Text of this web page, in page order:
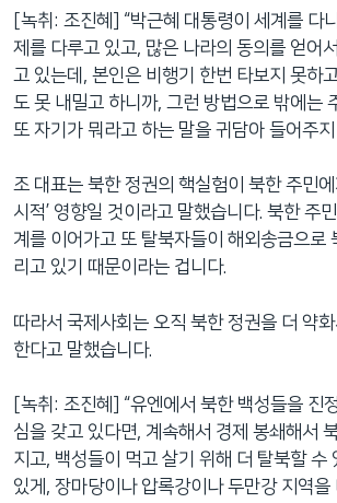
[녹취: 조진혜] “박근혜 대통령이 세계를 다
제를 다루고 있고, 많은 나라의 동의를 얻어
고 있는데, 본인은 비행기 한번 타보지 못하
도 못 내밀고 하니까, 그런 방법으로 밖에는
또 자기가 뭐라고 하는 말을 귀담아 들어주지
조 대표는 북한 정권의 핵실험이 북한 주민에
시적’ 영향일 것이라고 말했습니다. 북한 주
계를 이어가고 또 탈북자들이 해외송금으로
리고 있기 때문이라는 겁니다.
따라서 국제사회는 오직 북한 정권을 더 약
한다고 말했습니다.
[녹취: 조진혜] “유엔에서 북한 백성들을 진
심을 갖고 있다면, 계속해서 경제 봉쇄해서
지고, 백성들이 먹고 살기 위해 더 탈북할 수
있게, 장마당이나 압록강이나 두만강 지역을